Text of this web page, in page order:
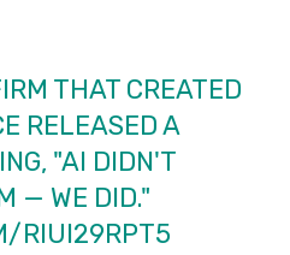
THAT CREATED
RELEASED A
"AI DIDN'T
— WE DID."
RIUI29RPT5